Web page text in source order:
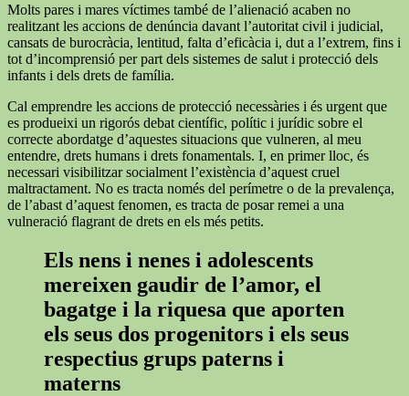
Molts pares i mares víctimes també de l’alienació acaben no
realitzant les accions de denúncia davant l’autoritat civil i judicial,
cansats de burocràcia, lentitud, falta d’eficàcia i, dut a l’extrem, fins i
tot d’incomprensió per part dels sistemes de salut i protecció dels
infants i dels drets de família.
Cal emprendre les accions de protecció necessàries i és urgent que
es produeixi un rigorós debat científic, polític i jurídic sobre el
correcte abordatge d’aquestes situacions que vulneren, al meu
entendre, drets humans i drets fonamentals. I, en primer lloc, és
necessari visibilitzar socialment l’existència d’aquest cruel
maltractament. No es tracta només del perímetre o de la prevalença,
de l’abast d’aquest fenomen, es tracta de posar remei a una
vulneració flagrant de drets en els més petits.
Els nens i nenes i adolescents
mereixen gaudir de l’amor, el
bagatge i la riquesa que aporten
els seus dos progenitors i els seus
respectius grups paterns i
materns